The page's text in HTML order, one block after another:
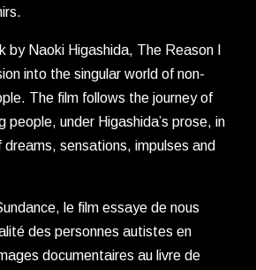
by Naoki Higashida, The Reason I
into the singular world of non-
The film follows the journey of
people, under Higashida’s prose, in
sensations, impulses and
le film essaye de nous
des personnes autistes en
documentaires au livre de